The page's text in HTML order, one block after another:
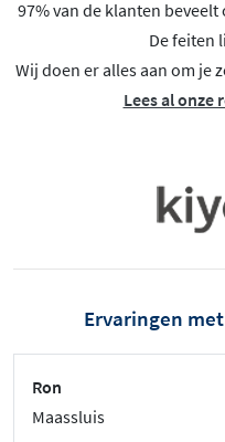
97% van de klanten
De feiten
Wij doen er alles aan om je
Lees al onze
Ervaringen
Ron
Maassluis